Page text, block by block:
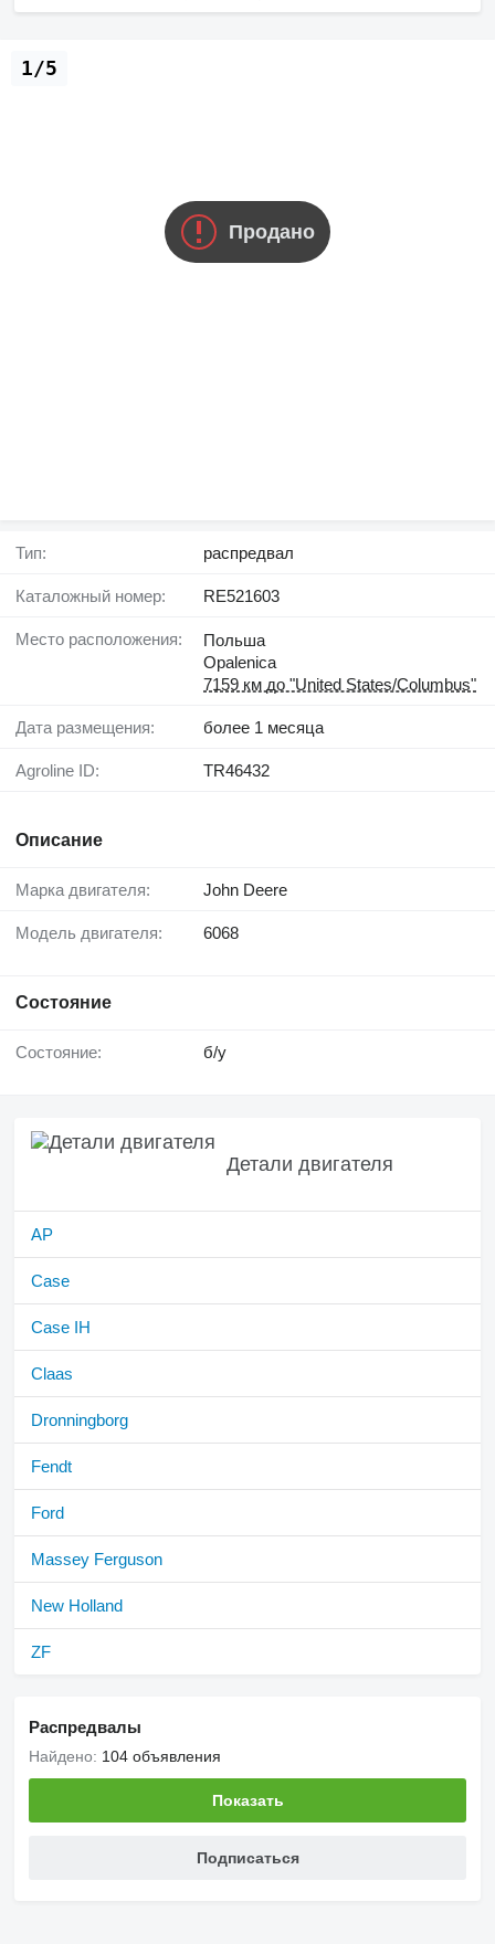
Продано
1/5
Тип: распредвал
Каталожный номер: RE521603
Место расположения:
Польша
Opalenica
7159 км до "United States/Columbus"
Дата размещения: более 1 месяца
Agroline ID: TR46432
Описание
Марка двигателя: John Deere
Модель двигателя: 6068
Состояние
Состояние: б/у
Детали двигателя
AP
Case
Case IH
Claas
Dronningborg
Fendt
Ford
Massey Ferguson
New Holland
ZF
Распредвалы
Найдено: 104 объявления
Показать
Подписаться